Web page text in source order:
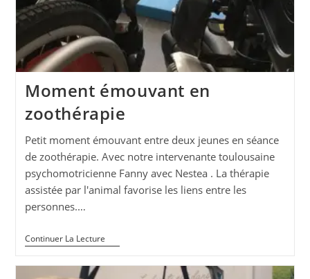
Moment émouvant en
zoothérapie
Petit moment émouvant entre deux jeunes en séance
de zoothérapie. Avec notre intervenante toulousaine
psychomotricienne Fanny avec Nestea . La thérapie
assistée par l'animal favorise les liens entre les
personnes.…
Continuer La LectureMoment
Émouvant
Zoothérapie